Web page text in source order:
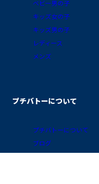
ベビー男の子
キッズ女の子
キッズ男の子
レディース
メンズ
プチバトーについて
プチバトーについて
ブログ